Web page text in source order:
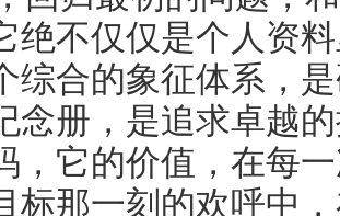
绝不仅仅是个人资
综合的象征体系，
念册，是追求卓越
，它的价值，在每
标那一刻的欢呼中